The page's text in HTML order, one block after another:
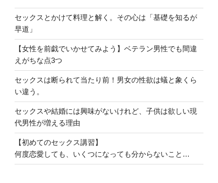
セックスとかけて料理と解く。その心は「基礎を知るが
早道」
【女性を前戯でいかせてみよう】ベテラン男性でも間違
えがちな点3つ
セックスは断られて当たり前！男女の性欲は蟻と象くら
い違う。
セックスや結婚には興味がないけれど、子供は欲しい現
代男性が増える理由
【初めてのセックス講習】
何度恋愛しても、いくつになっても分からないこと…